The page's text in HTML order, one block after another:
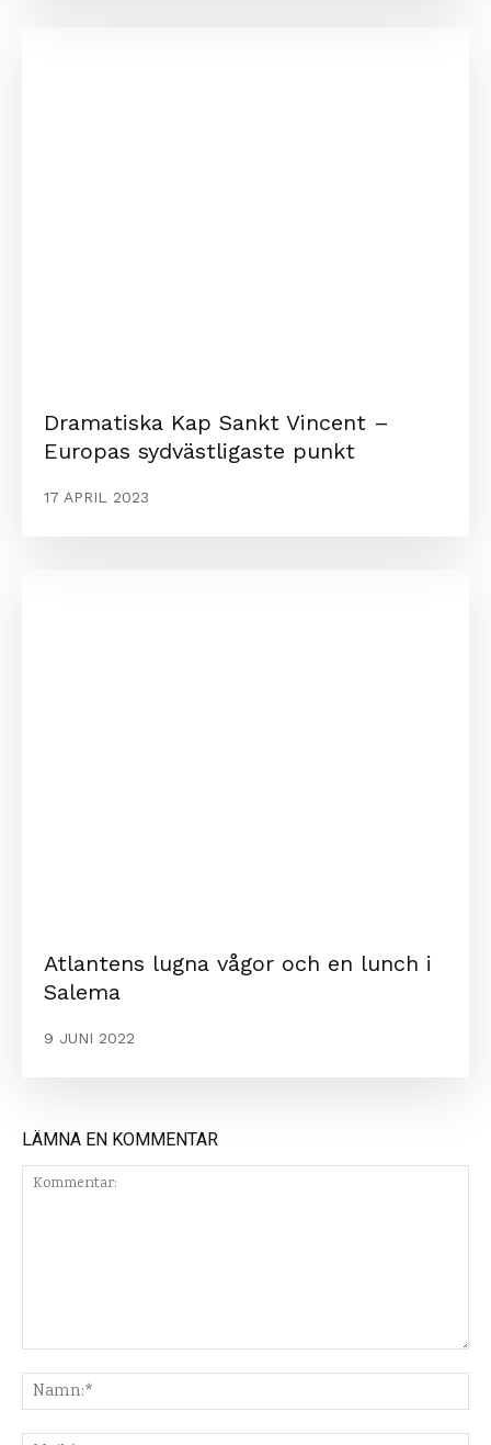
Dramatiska Kap Sankt Vincent –
Europas sydvästligaste punkt
17 APRIL 2023
Atlantens lugna vågor och en lunch i
Salema
9 JUNI 2022
LÄMNA EN KOMMENTAR